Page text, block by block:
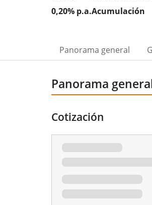
0,20% p.a.Acumulación
Panorama general
Panorama
Cotización